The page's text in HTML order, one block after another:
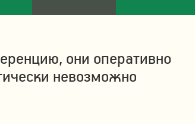
они оперативно
невозможно